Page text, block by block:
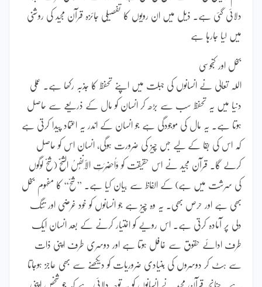
دلائی گئی ہے۔ ذیل میں ان رویوں کا تفصیلی جائزہ قرآن مجید کی روشنی
میں لیا جارہا ہے
بخل اور کنجوسی
اللہ تعالیٰ نے انسانوں کی جبلت میں اپنے تحفظ کا جذبہ رکھا ہے۔ عملی
دنیا میں یہ تحفظ سب سے بڑھ کر انسان کو مال کے ذریعے سے حاصل
ہوتا ہے۔ یہ مال کی موجودگی ہے جو انسان کے اندر یہ اعتماد پیدا کرتی ہے
کہ اس کی بقا کے لیے جس چیز کی ضرورت ہوگی، انسان اس کو حاصل
کرلے گا۔ قرآن مجید نے اس حقیقت کو وَاُحْضِرَتِ الأَنفُسُ الشُّحَّ (شحّ لوگوں
کی سرشت میں ہے) کے الفاظ سے بیان کیا ہے۔ ”شحّ“ کا مفہوم بخل
بھی ہے اور حرص بھی۔ یہ وہ چیز ہے جو انسانوں کو خود غرضی اور تنگ
دلی پر آمادہ کرتی ہے۔ اس رویے کو اختیار کرنے کے بعد انسان ایک
طرف ادائے حقوق سے غافل ہوتا ہے اور دوسری طرف اپنی ذات
سے ہٹ کر دوسروں کی بنیادی ضروریات کو دیکھنے سے بھی عاجز ہوجاتا
ہے۔ چنانچہ قرآن مجید نے انسانوں کو یہ توجہ دلائی ہے کہ جو شخص اپنی